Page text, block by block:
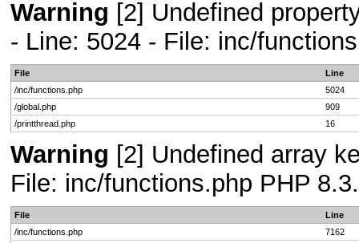
Warning [2] Undefined
- Line: 5024 - File: inc/
File
Line
/inc/functions.php
5024
/global.php
909
/printthread.php
16
Warning [2] Undefined array
File: inc/functions.php PHP
File
Line
/inc/functions.php
7162